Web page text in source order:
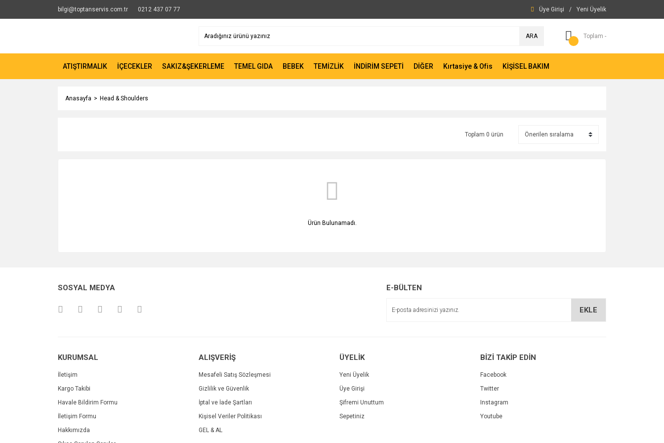
bilgi@toptanservis.com.tr 0212 437 07 77 Üye Girişi / Yeni Üyelik
ARA Toplam -
ATIŞTIRMALIK İÇECEKLER SAKIZ&ŞEKERLEME TEMEL GIDA BEBEK TEMİZLİK İNDİRİM SEPETİ DİĞER Kırtasiye & Ofis KİŞİSEL BAKIM
Anasayfa Head & Shoulders
Toplam 0 ürün
Ürün Bulunamadı.
SOSYAL MEDYA E-BÜLTEN
EKLE
KURUMSAL
İletişim
Kargo Takibi
Havale Bildirim Formu
İletişim Formu
Hakkımızda
ALIŞVERİŞ
Mesafeli Satış Sözleşmesi
Gizlilik ve Güvenlik
İptal ve İade Şartları
Kişisel Veriler Politikası
GEL & AL
ÜYELİK
Yeni Üyelik
Üye Girişi
Şifremi Unuttum
Sepetiniz
BİZİ TAKİP EDİN
Facebook
Twitter
Instagram
Youtube